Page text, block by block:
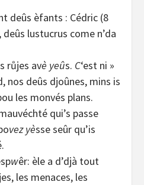
deûs èfants : Cédric (8
lustucrus come n’da
růjes avè yeûs. C‘est ni »
nos deûs djoûnes, mins is
les monvés plans.
qui’s passe
vez yèsse seûr qu’is
wêr: èle a d’djà tout
les menaces, les